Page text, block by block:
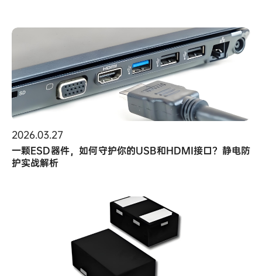
2026.03.27
一颗ESD器件，如何守护你的USB和HDMI接口？静电防
护实战解析